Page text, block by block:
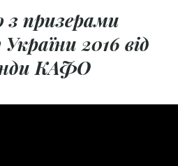
з призерами
2016 від
КАФО